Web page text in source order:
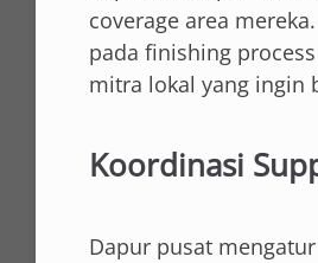
coverage area
pada finishing
mitra lokal yang ingin
Koordinasi
Dapur pusat